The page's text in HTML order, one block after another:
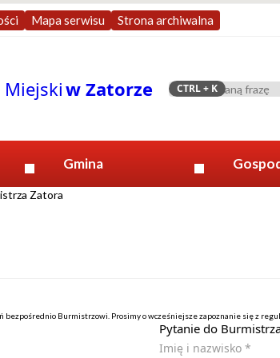
Mapa serwisu Strona archiwalna
Miejskiw Zatorze Szukaj
CTRL+ K
Gmina
Zatora
bezpośrednio Burmistrzowi. Prosimy o wcześniejsze zapoznanie się z
Pytanie do
Imię i nazwisko *